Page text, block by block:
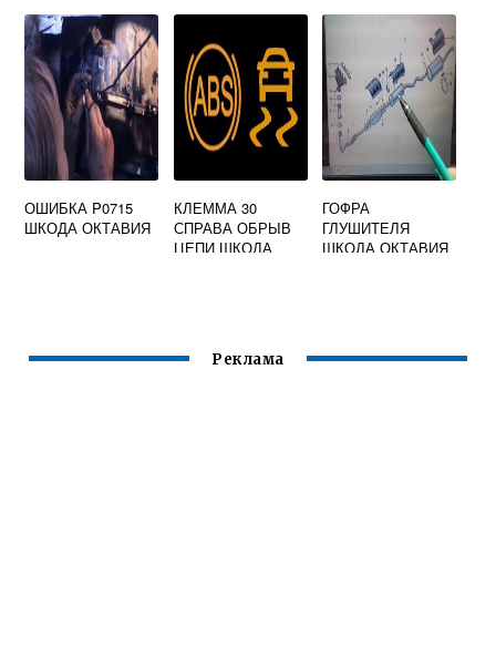
ОШИБКА P0715
ШКОДА ОКТАВИЯ
КЛЕММА 30
СПРАВА ОБРЫВ
ЦЕПИ ШКОДА
ГОФРА
ГЛУШИТЕЛЯ
ШКОДА ОКТАВИЯ
Реклама